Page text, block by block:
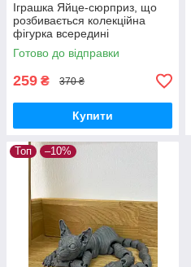
Іграшка Яйце-сюрприз, що
розбивається колекційна
фігурка всередині
Готово до відправки
259 ₴ 370 ₴
Купити
Топ –10%